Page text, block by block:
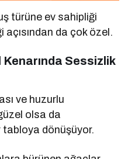
türüne ev sahipliği
açısından da çok özel.
Sessizlik
ve huzurlu
olsa da
dönüşüyor.